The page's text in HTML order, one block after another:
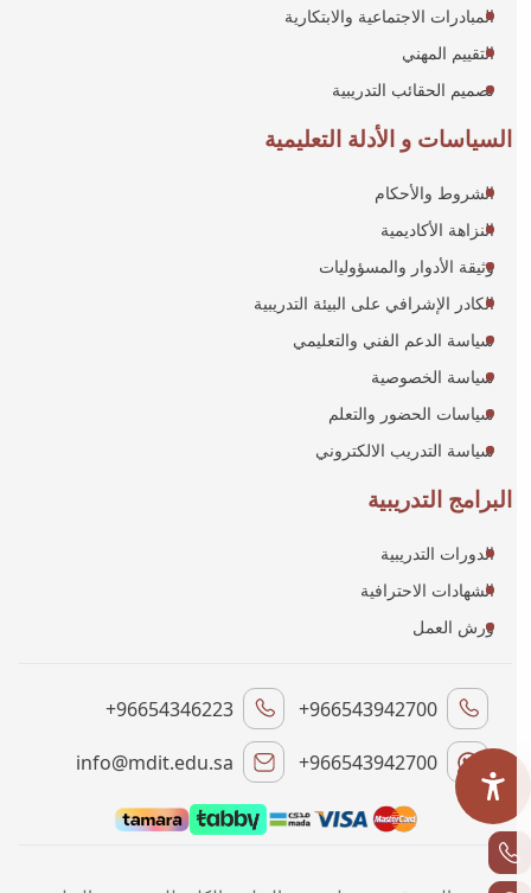
المبادرات الاجتماعية والابتكارية
التقييم المهني
تصميم الحقائب التدريبية
السياسات و الأدلة التعليمية
الشروط والأحكام
النزاهة الأكاديمية
وثيقة الأدوار والمسؤوليات
الكادر الإشرافي على البيئة التدريبية
سياسة الدعم الفني والتعليمي
سياسة الخصوصية
سياسات الحضور والتعلم
سياسة التدريب الالكتروني
البرامج التدريبية
الدورات التدريبية
الشهادات الاحترافية
ورش العمل
+966543942700
+96654346223
+966543942700
info@mdit.edu.sa